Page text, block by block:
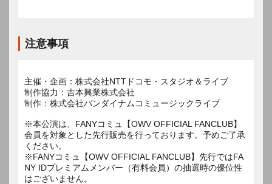
注意事項
主催・企画：株式会社NTTドコモ・スタジオ＆ライブ
制作協力：吉本興業株式会社
制作：株式会社バンダイナムコミュージックライブ
※本公演は、FANYコミュ【OWV OFFICIAL FANCLUB】
会員を対象とした先行販売を行っております。予めご了承
ください。
※FANYコミュ【OWV OFFICIAL FANCLUB】先行ではFA
NY IDプレミアムメンバー（有料会員）の抽選時の優位性
はございません。